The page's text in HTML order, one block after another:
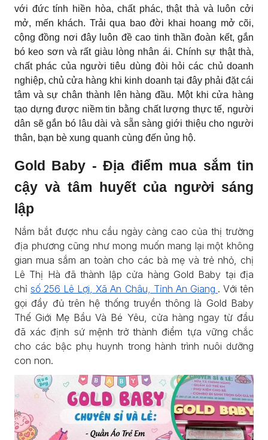
với đức tính hiền hòa, chất phác, thật thà và luôn cởi
mở, mến khách. Trải qua bao đời khai hoang mở cõi,
cộng đồng nơi đây luôn đề cao tinh thần đoàn kết, gắn
bó keo sơn và rất giàu lòng nhân ái. Chính sự thật thà,
chất phác của người tiêu dùng đòi hỏi các chủ doanh
nghiệp, chủ cửa hàng khi kinh doanh tại đây phải đặt cái
tâm và sự chân thành lên hàng đầu. Một khi cửa hàng
tạo dựng được niềm tin bằng chất lượng thực tế, người
dân sẽ gắn bó lâu dài và sẵn sàng giới thiệu cho người
thân, bạn bè xung quanh cùng đến ủng hộ.
Gold Baby - Địa điểm mua sắm tin
cậy và tâm huyết của người sáng
lập
Nắm bắt được nhu cầu ngày càng cao của thị trường
địa phương cũng như mong muốn mang lại một không
gian mua sắm an toàn cho các bà mẹ và trẻ nhỏ, chị
Lê Thị Hà đã thành lập cửa hàng Gold Baby tại địa
chỉsố 256 Lê Lợi, Xã An Châu, Tỉnh An Giang . Với tên
gọi đầy đủ trên hệ thống truyền thông là Gold Baby
Thế Giới Mẹ Bầu Và Bé Yêu, cửa hàng ngay từ đầu
đã xác định sứ mệnh trở thành điểm tựa vững chắc
cho các bậc phụ huynh trong hành trình nuôi dưỡng
con non.